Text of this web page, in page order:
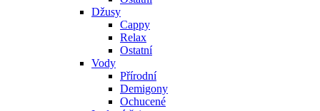
Džusy
Cappy
Relax
Ostatní
Vody
Přírodní
Demigony
Ochucené